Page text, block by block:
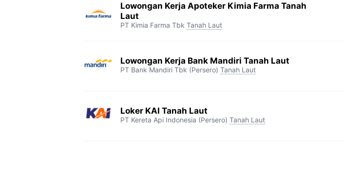
Lowongan Kerja Apoteker Kimia Farma Tanah
Laut
PT Kimia Farma Tbk Tanah Laut
Lowongan Kerja Bank Mandiri Tanah Laut
PT Bank Mandiri Tbk (Persero) Tanah Laut
Loker KAI Tanah Laut
PT Kereta Api Indonesia (Persero) Tanah Laut